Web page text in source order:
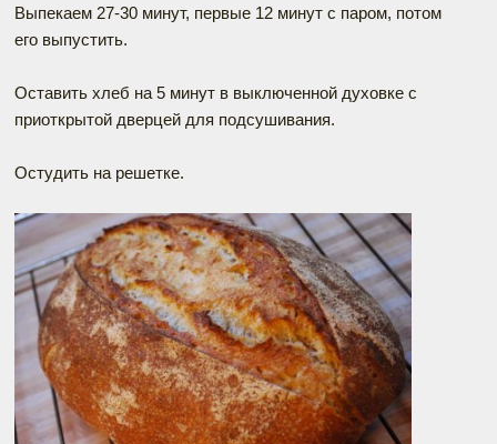
Выпекаем 27-30 минут, первые 12 минут с паром, потом
его выпустить.
Оставить хлеб на 5 минут в выключенной духовке с
приоткрытой дверцей для подсушивания.
Остудить на решетке.